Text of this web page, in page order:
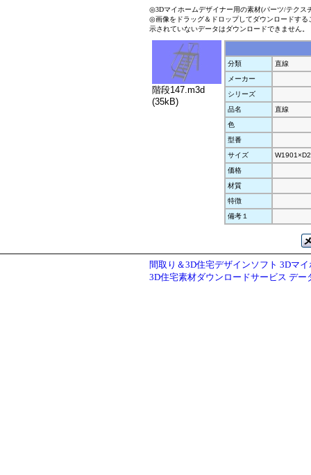
◎3Dマイホームデザイナー用の素材(パーツ/テクス
◎画像をドラッグ＆ドロップしてダウンロードす
示されていないデータはダウンロードできません。
階段147.m3d
(35kB)
分類
直線
メーカー
シリーズ
品名
直線
色
型番
サイズ
価格
材質
特徴
備考１
間取り＆3D住宅デザインソフト 3Dマ
3D住宅素材ダウンロードサービス デー